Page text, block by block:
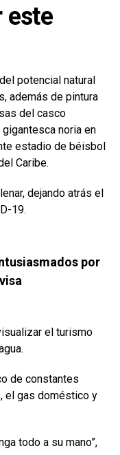
este
potencial natural
además de pintura
del casco
noria en
estadio de béisbol
Caribe.
dejando atrás el
19.
por
el turismo
de constantes
el gas doméstico y
todo a su mano”,